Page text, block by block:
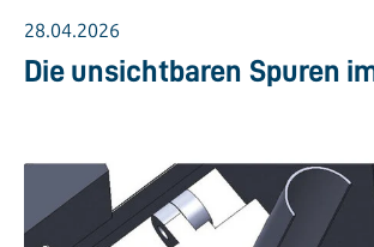
28.04.2026
Die unsichtbaren Spuren